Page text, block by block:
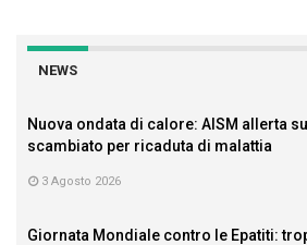
NEWS
Nuova ondata di calore: AISM allerta
scambiato per ricaduta di malattia
3 Agosto 2026
Giornata Mondiale contro le Epatiti: